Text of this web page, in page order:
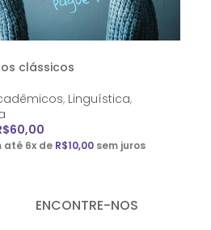
clássicos
, Linguística,
60,00
até 6x de R$10,00 sem juros
ENCONTRE-NOS